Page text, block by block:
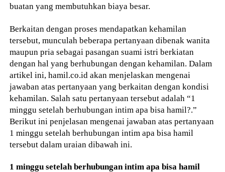
buatan yang membutuhkan biaya besar.
Berkaitan dengan proses mendapatkan kehamilan
tersebut, munculah beberapa pertanyaan dibenak wanita
maupun pria sebagai pasangan suami istri berkiatan
dengan hal yang berhubungan dengan kehamilan. Dalam
artikel ini, hamil.co.id akan menjelaskan mengenai
jawaban atas pertanyaan yang berkaitan dengan kondisi
kehamilan. Salah satu pertanyaan tersebut adalah “1
minggu setelah berhubungan intim apa bisa hamil?.”
Berikut ini penjelasan mengenai jawaban atas pertanyaan
1 minggu setelah berhubungan intim apa bisa hamil
tersebut dalam uraian dibawah ini.
1 minggu setelah berhubungan intim apa bisa hamil